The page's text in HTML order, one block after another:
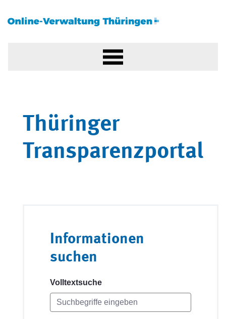
Thüringer
Transparenzportal
Informationen
suchen
Volltextsuche